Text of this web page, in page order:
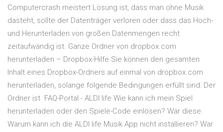
Computercrash meistert Lösung ist, dass man ohne Musik
dasteht, sollte der Datenträger verloren oder dass das Hoch-
und Herunterladen von großen Datenmengen recht
zeitaufwändig ist. Ganze Ordner von dropbox.com
herunterladen – Dropbox-Hilfe Sie können den gesamten
Inhalt eines Dropbox-Ordners auf einmal von dropbox.com
herunterladen, solange folgende Bedingungen erfüllt sind: Der
Ordner ist FAQ-Portal - ALDI life Wie kann ich mein Spiel
herunterladen oder den Spiele-Code einlösen? War diese.
Warum kann ich die ALDI life Musik App nicht installieren? War